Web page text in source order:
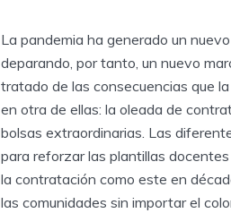
La pandemia ha generado un
deparando, por tanto, un nuevo
tratado de las consecuencias que
en otra de ellas: la oleada de
bolsas extraordinarias. Las
para reforzar las plantillas
la contratación como este en
las comunidades sin importar el